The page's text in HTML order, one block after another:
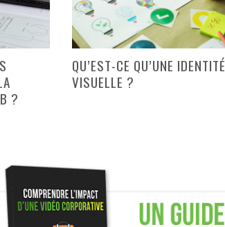
?
QU’EST-CE QU’UNE IDENTITÉ
VISUELLE ?